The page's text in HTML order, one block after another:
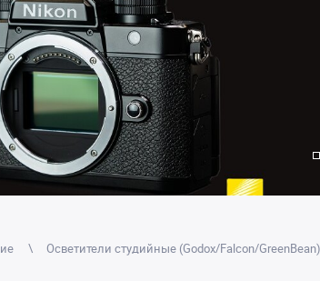
Осветители студийные (Godox/Falcon/GreenBean)